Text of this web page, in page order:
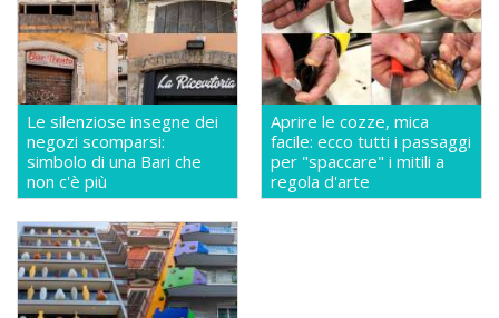
Le silenziose insegne dei
negozi scomparsi:
simbolo di una Bari che
non c'è più
Aprire le cozze, mica
facile: ecco tutti i passaggi
per "spaccare" i mitili a
regola d'arte